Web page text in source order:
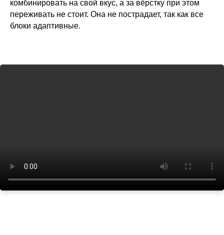
комбинировать на свой вкус, а за вёрстку при этом
переживать не стоит. Она не пострадает, так как все
блоки адаптивные.